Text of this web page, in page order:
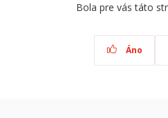
Bola pre vás táto
Áno